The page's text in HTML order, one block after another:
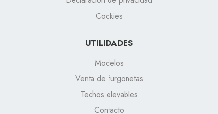
Cookies
UTILIDADES
Modelos
Venta de furgonetas
Techos elevables
Contacto